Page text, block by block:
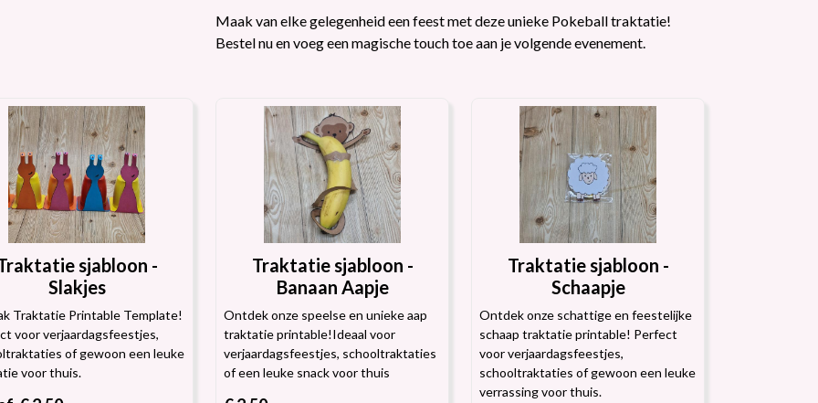
Maak van elke gelegenheid een feest met deze unieke Pokeball traktatie!
Bestel nu en voeg een magische touch toe aan je volgende evenement.
sjabloon -
Slakjes
Traktatie Printable Template!
voor verjaardagsfeestjes,
of gewoon een leuke
voor thuis.
Traktatie sjabloon -
Banaan Aapje
Ontdek onze speelse en unieke aap
traktatie printable! ​​​​​​​Ideaal voor
verjaardagsfeestjes, schooltraktaties
of een leuke snack voor thuis
Traktatie sjabloon -
Schaapje
Ontdek onze schattige en feestelijke
schaap traktatie printable! Perfect
voor verjaardagsfeestjes,
schooltraktaties of gewoon een leuke
verrassing voor thuis.